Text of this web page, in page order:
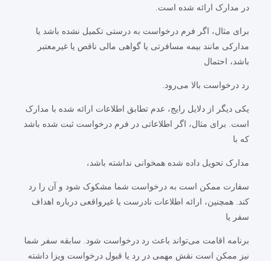
در مدارک ارائه شده است.
برای مثال، اگر فرم درخواست به درستی تکمیل نشده باشد یا
مدارکی مانند بیمه مسافرتی یا گواهی مالی ناقص یا غیرمعتبر
باشد، احتمال
رد درخواست بالا می‌رود.
یکی دیگر از دلایل رایج، عدم تطابق اطلاعات ارائه شده با مدارک
است. برای مثال، اگر اطلاعاتی در فرم درخواست ثبت شده باشد
که با
مدارک تحویل داده شده همخوانی نداشته باشد،
سفارت ممکن است به درخواست شما مشکوک شود و آن را رد
کند. همچنین، ارائه اطلاعات نادرست یا غیرواقعی درباره اهداف
سفر یا
برنامه اقامت می‌تواند باعث رد درخواست شود. سابقه سفر شما
نیز ممکن است نقش مهمی در رد یا قبول درخواست ویزا داشته